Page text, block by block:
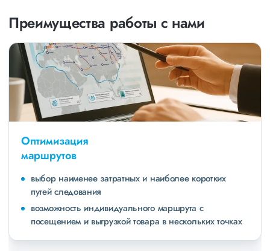
Преимущества работы с нами
Оптимизация
маршрутов
выбор наименее затратных и наиболее коротких
путей следования
возможность индивидуального маршрута с
посещением и выгрузкой товара в нескольких точках